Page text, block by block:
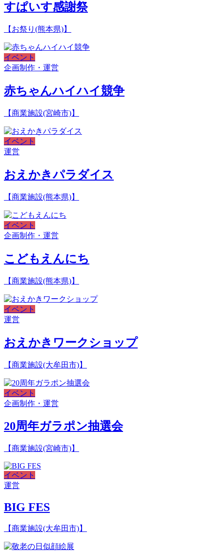
すぱいす感謝祭
【お祭り(熊本県)】
イベント
企画制作・運営
赤ちゃんハイハイ競争
【商業施設(宮崎市)】
イベント
運営
おえかきパラダイス
【商業施設(熊本県)】
イベント
企画制作・運営
こどもえんにち
【商業施設(熊本県)】
イベント
運営
おえかきワークショップ
【商業施設(大牟田市)】
イベント
企画制作・運営
20周年ガラポン抽選会
【商業施設(宮崎市)】
イベント
運営
BIG FES
【商業施設(大牟田市)】